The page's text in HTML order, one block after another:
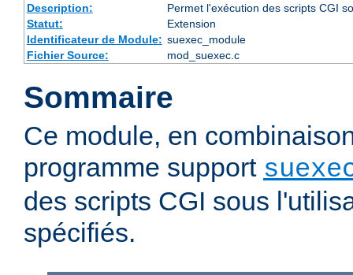
Description:
Permet l'exécution des scripts CGI
Statut:
Extension
Identificateur de Module: suexec_module
Fichier Source:
mod_suexec.c
Sommaire
Ce module, en
programme support
des scripts CGI sous
spécifiés.